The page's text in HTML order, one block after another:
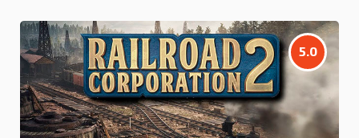
5.0